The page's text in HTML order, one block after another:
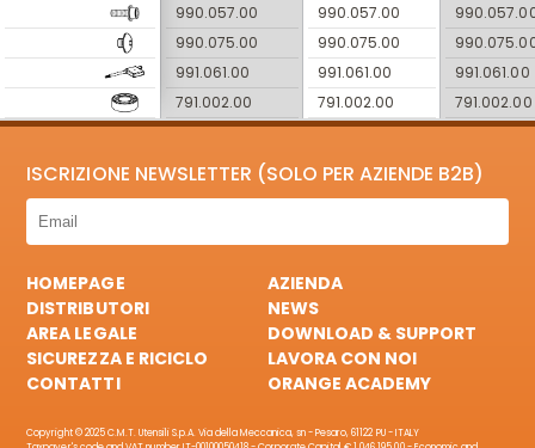
990.057.00
990.075.00
991.061.00
791.002.00
990.057.00
990.075.00
991.061.00
791.002.00
991.061.00
791.002.00
ISCRIZIONE NEWSLETTER (SOLO PER AZIENDE B2B)
HOMEPAGE
AZIENDA
DISTRIBUTORI
NEWS
AREA LEGALE
DOWNLOAD & SUPPORT
SICUREZZA E RICICLO
LAVORA CON NOI
CONTATTI
ORANGE ACADEMY
Copyright © 2025 C.M.T. Utensili S.p.A. Via della Meccanica, sn - Pesaro, 61122 PU - ITALY